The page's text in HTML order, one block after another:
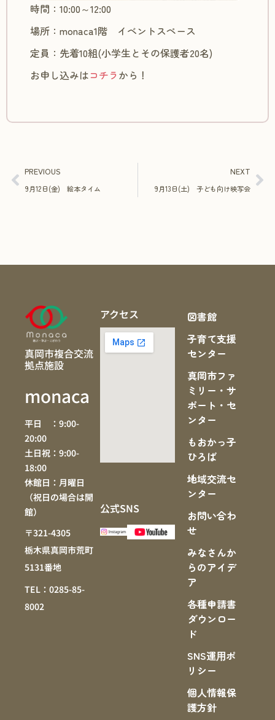
時間：10:00～12:00
場所：monaca1階 イベントスペース
定員：先着10組(小学生とその保護者20名)
お申し込みはコチラ から！
PREVIOUS
9月12日(金) 絵本タイム
NEXT
9月13日(土) 子ども向け映写会
真岡市複合交流
拠点施設
monaca
平日 ：9:00-
20:00
土日祝：9:00-
18:00
休館日：月曜日
（祝日の場合は開
館）
〒321-4305
栃木県真岡市荒町
5131番地
TEL：0285-85-
8002
アクセス
公式SNS
図書館
子育て支援
センター
真岡市ファ
ミリー・サ
ポート・セ
ンター
もおかっ子
ひろば
地域交流セ
ンター
お問い合わ
せ
みなさんか
らのアイデ
ア
各種申請書
ダウンロー
ド
SNS運⽤ポ
リシー
個人情報保
護方針